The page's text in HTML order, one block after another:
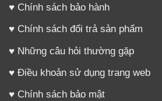
♥ Chính sách bảo hành
♥ Chính sách đổi trả sản phẩm
♥ Những câu hỏi thường gặp
♥ Điều khoản sử dụng trang web
♥ Chính sách bảo mật